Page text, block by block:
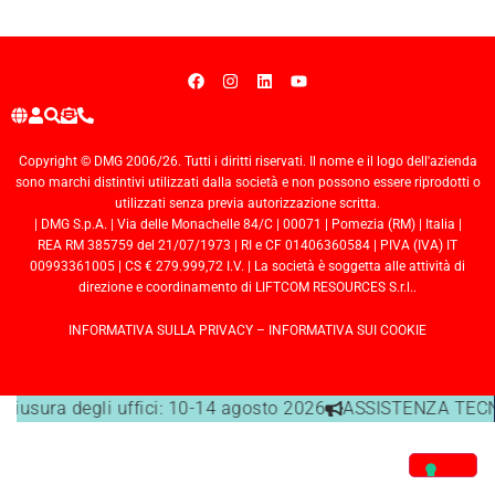
Copyright © DMG 2006/26. Tutti i diritti riservati. Il nome e il logo dell'azienda
sono marchi distintivi utilizzati dalla società e non possono essere riprodotti o
utilizzati senza previa autorizzazione scritta.
| DMG S.p.A. | Via delle Monachelle 84/C | 00071 | Pomezia (RM) | Italia |
REA RM 385759 del 21/07/1973 | RI e CF 01406360584 | PIVA (IVA) IT
00993361005 | CS € 279.999,72 I.V. | La società è soggetta alle attività di
direzione e coordinamento di LIFTCOM RESOURCES S.r.l..
INFORMATIVA SULLA PRIVACY – INFORMATIVA SUI COOKIE
degli uffici: 10-14 agosto 2026 ASSISTENZA